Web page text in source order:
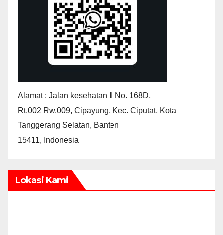
Alamat : Jalan kesehatan II No. 168D,
Rt.002 Rw.009, Cipayung, Kec. Ciputat, Kota
Tanggerang Selatan, Banten
15411, Indonesia
Lokasi Kami